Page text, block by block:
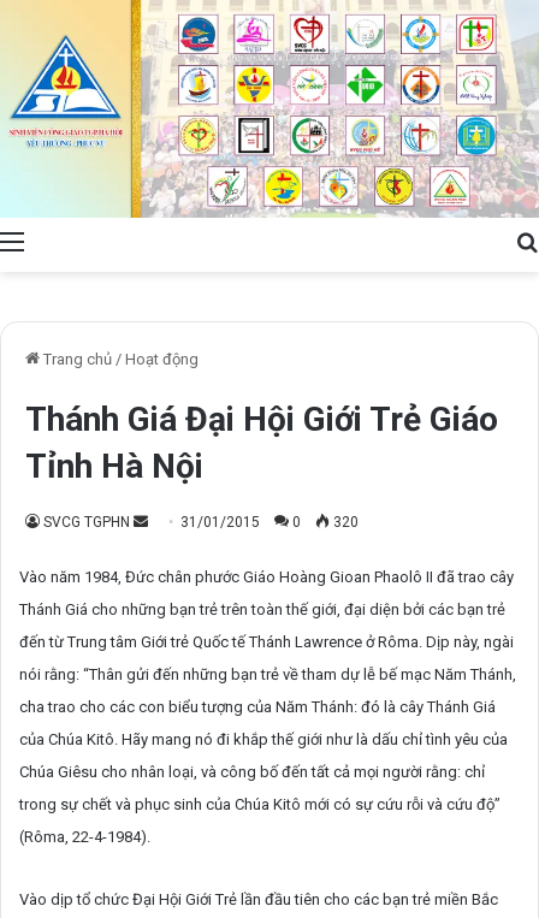
Menu
Trang chủ / Hoạt động
Thánh Giá Đại Hội Giới Trẻ Giáo
Tỉnh Hà Nội
SVCG TGPHN
Send
email
31/01/2015 0 320
Vào năm 1984, Đức chân phước Giáo Hoàng Gioan Phaolô II đã trao cây
Thánh Giá cho những bạn trẻ trên toàn thế giới, đại diện bởi các bạn trẻ
đến từ Trung tâm Giới trẻ Quốc tế Thánh Lawrence ở Rôma. Dịp này, ngài
nói rằng: “Thân gửi đến những bạn trẻ về tham dự lễ bế mạc Năm Thánh,
cha trao cho các con biểu tượng của Năm Thánh: đó là cây Thánh Giá
của Chúa Kitô. Hãy mang nó đi khắp thế giới như là dấu chỉ tình yêu của
Chúa Giêsu cho nhân loại, và công bố đến tất cả mọi người rằng: chỉ
trong sự chết và phục sinh của Chúa Kitô mới có sự cứu rỗi và cứu độ”
(Rôma, 22-4-1984).
Vào dịp tổ chức Đại Hội Giới Trẻ lần đầu tiên cho các bạn trẻ miền Bắc